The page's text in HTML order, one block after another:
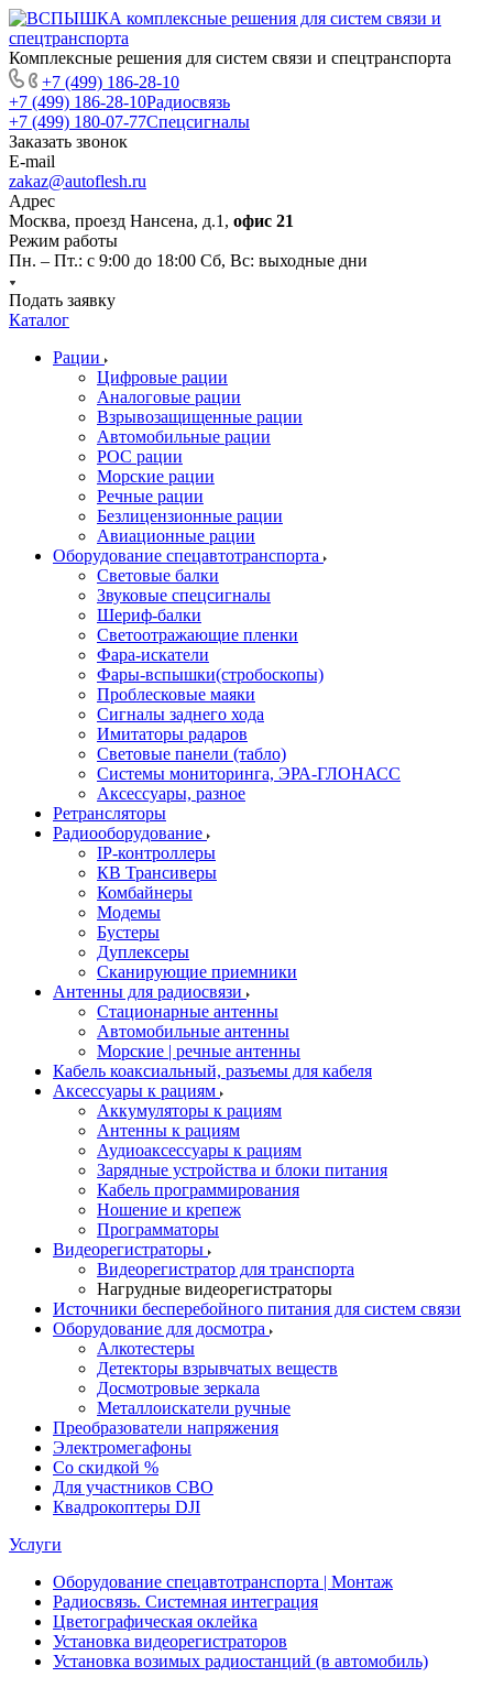
Комплексные решения для систем связи и спецтранспорта
+7 (499) 186-28-10
+7 (499) 186-28-10Радиосвязь
+7 (499) 180-07-77Спецсигналы
Заказать звонок
E-mail
zakaz@autoflesh.ru
Адрес
Москва, проезд Нансена, д.1, офис 21
Режим работы
Пн. – Пт.: с 9:00 до 18:00 Cб, Вс: выходные дни
Подать заявку
Каталог
Рации
Цифровые рации
Аналоговые рации
Взрывозащищенные рации
Автомобильные рации
POC рации
Морские рации
Речные рации
Безлицензионные рации
Авиационные рации
Оборудование спецавтотранспорта
Световые балки
Звуковые спецсигналы
Шериф-балки
Светоотражающие пленки
Фара-искатели
Фары-вспышки(стробоскопы)
Проблесковые маяки
Сигналы заднего хода
Имитаторы радаров
Световые панели (табло)
Системы мониторинга, ЭРА-ГЛОНАСС
Аксессуары, разное
Ретрансляторы
Радиооборудование
IP-контроллеры
КВ Трансиверы
Комбайнеры
Модемы
Бустеры
Дуплексеры
Сканирующие приемники
Антенны для радиосвязи
Стационарные антенны
Автомобильные антенны
Морские | речные антенны
Кабель коаксиальный, разъемы для кабеля
Аксессуары к рациям
Аккумуляторы к рациям
Антенны к рациям
Аудиоаксессуары к рациям
Зарядные устройства и блоки питания
Кабель программирования
Ношение и крепеж
Программаторы
Видеорегистраторы
Видеорегистратор для транспорта
Нагрудные видеорегистраторы
Источники бесперебойного питания для систем связи
Оборудование для досмотра
Алкотестеры
Детекторы взрывчатых веществ
Досмотровые зеркала
Металлоискатели ручные
Преобразователи напряжения
Электромегафоны
Со скидкой %
Для участников СВО
Квадрокоптеры DJI
Услуги
Оборудование спецавтотранспорта | Монтаж
Радиосвязь. Системная интеграция
Цветографическая оклейка
Установка видеорегистраторов
Установка возимых радиостанций (в автомобиль)